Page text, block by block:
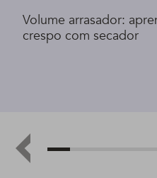
Volume arrasador:
crespo com secador